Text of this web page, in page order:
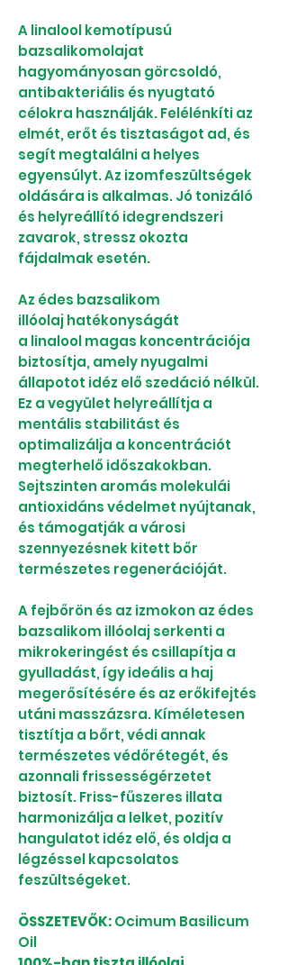
A linalool kemotípusú
bazsalikomolajat
hagyományosan görcsoldó,
antibakteriális és nyugtató
célokra használják. Felélénkíti az
elmét, erőt és tisztaságot ad, és
segít megtalálni a helyes
egyensúlyt. Az izomfeszültségek
oldására is alkalmas. Jó tonizáló
és helyreállító idegrendszeri
zavarok, stressz okozta
fájdalmak esetén.
Az édes bazsalikom
illóolaj hatékonyságát
a linalool magas koncentrációja
biztosítja, amely nyugalmi
állapotot idéz elő szedáció nélkül.
Ez a vegyület helyreállítja a
mentális stabilitást és
optimalizálja a koncentrációt
megterhelő időszakokban.
Sejtszinten aromás molekulái
antioxidáns védelmet nyújtanak,
és támogatják a városi
szennyezésnek kitett bőr
természetes regenerációját.
A fejbőrön és az izmokon az édes
bazsalikom illóolaj serkenti a
mikrokeringést és csillapítja a
gyulladást, így ideális a haj
megerősítésére és az erőkifejtés
utáni masszázsra. Kíméletesen
tisztítja a bőrt, védi annak
természetes védőrétegét, és
azonnali frissességérzetet
biztosít. Friss-fűszeres illata
harmonizálja a lelket, pozitív
hangulatot idéz elő, és oldja a
légzéssel kapcsolatos
feszültségeket.
ÖSSZETEVŐK:Ocimum Basilicum
Oil